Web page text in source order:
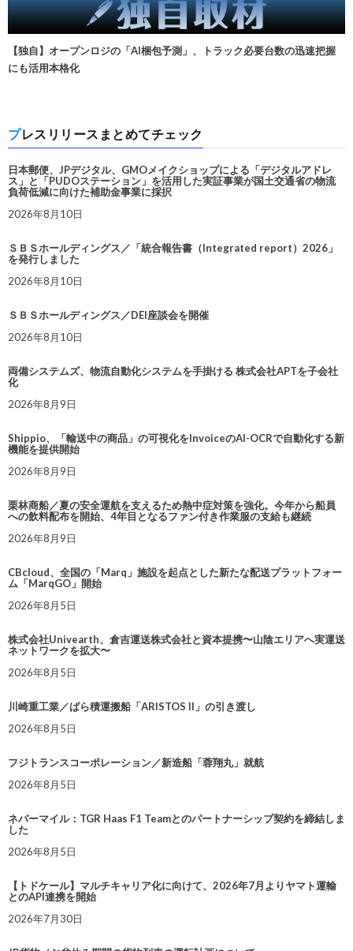
【独自】オープンロジの「AI梱包予測」、トラック必要台数の迅速把握
にも活用本格化
プレスリリースまとめてチェック
日本郵便、JPデジタル、GMOメイクショップによる「デジタルアドレ
ス」と「PUDOステーション」を活用した実証事業が国土交通省の物流
負荷低減に向けた補助金事業に採択
2026年8月10日
ＳＢＳホールディングス／「統合報告書（Integrated report）2026」
を発行しました
2026年8月10日
ＳＢＳホールディングス／DEI座談会を開催
2026年8月10日
両備システムズ、物流自動化システムを手掛ける 株式会社APTを子会社
化
2026年8月9日
Shippio、「輸送中の商品」の可視化をInvoiceのAI-OCRで自動化する新
機能を提供開始
2026年8月9日
栗林商船／夏の安全運航を支えるため熱中症対策を強化。今年から船員
への飲料配布を開始、4年目となるファン付き作業服の支給も継続
2026年8月9日
CBcloud、全国の「Marq」施設を起点とした新たな配送プラットフォー
ム「MarqGO」開始
2026年8月5日
株式会社Univearth、倉吉運送株式会社と資本提携〜山陰エリアへ実運送
ネットワークを拡大〜
2026年8月5日
川崎重工業／ばら積運搬船「ARISTOS II」の引き渡し
2026年8月5日
フジトランスコーポレーション／新造船「蓉翔丸」就航
2026年8月5日
ネバーマイル：TGR Haas F1 Teamとのパートナーシップ契約を締結しま
した
2026年8月5日
【トドケール】マルチキャリア化に向けて、2026年7月よりヤマト運輸
とのAPI連携を開始
2026年7月30日